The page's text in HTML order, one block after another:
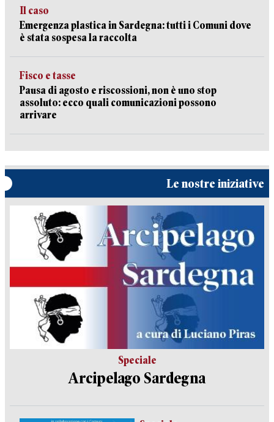
Il caso
Emergenza plastica in Sardegna: tutti i Comuni dove
è stata sospesa la raccolta
Fisco e tasse
Pausa di agosto e riscossioni, non è uno stop
assoluto: ecco quali comunicazioni possono
arrivare
Le nostre iniziative
Speciale
Arcipelago Sardegna